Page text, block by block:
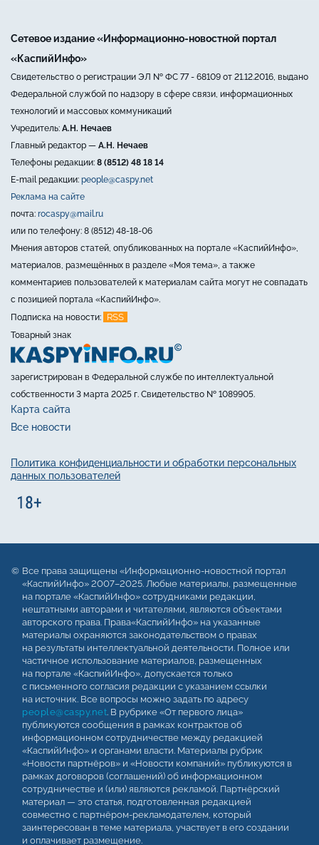
Сетевое издание «Информационно-новостной портал
«КаспийИнфо»
Свидетельство о регистрации ЭЛ № ФС 77 - 68109 от 21.12.2016, выдано
Федеральной службой по надзору в сфере связи, информационных
технологий и массовых коммуникаций
Учредитель: А.Н. Нечаев
Главный редактор — А.Н. Нечаев
Телефоны редакции: 8 (8512) 48 18 14
E-mail редакции: people@caspy.net
Реклама на сайте
почта: rocaspy@mail.ru
или по телефону: 8 (8512) 48-18-06
Мнения авторов статей, опубликованных на портале «КаспийИнфо»,
материалов, размещённых в разделе «Моя тема», а также
комментариев пользователей к материалам сайта могут не совпадать
с позицией портала «КаспийИнфо».
Подписка на новости:
RSS
Товарный знак
зарегистрирован в Федеральной службе по интеллектуальной
собственности 3 марта 2025 г. Свидетельство № 1089905.
Карта сайта
Все новости
Политика конфиденциальности и обработки персональных
данных пользователей
Все права защищены «Информационно-новостной портал
«КаспийИнфо» 2007–2025. Любые материалы, размещенные
на портале «КаспийИнфо» сотрудниками редакции,
нештатными авторами и читателями, являются объектами
авторского права. Права«КаспийИнфо» на указанные
материалы охраняются законодательством о правах
на результаты интеллектуальной деятельности. Полное или
частичное использование материалов, размещенных
на портале «КаспийИнфо», допускается только
с письменного согласия редакции с указанием ссылки
на источник. Все вопросы можно задать по адресу
people@caspy.net. В рубрике «От первого лица»
публикуются сообщения в рамках контрактов об
информационном сотрудничестве между редакцией
«КаспийИнфо» и органами власти. Материалы рубрик
«Новости партнёров» и «Новости компаний» публикуются в
рамках договоров (соглашений) об информационном
сотрудничестве и (или) являются рекламой. Партнёрский
материал — это статья, подготовленная редакцией
совместно с партнёром-рекламодателем, который
заинтересован в теме материала, участвует в его создании
и оплачивает размещение.